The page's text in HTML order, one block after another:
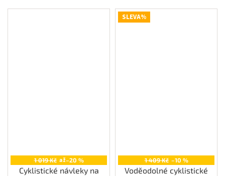
1 019 Kč až–20 %
Cyklistické návleky na
SLEVA%
1 409 Kč –10 %
Voděodolné cyklistické